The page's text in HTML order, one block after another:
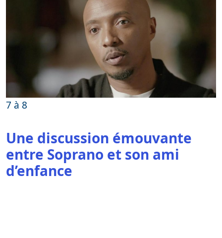
7 à 8
Une discussion émouvante
entre Soprano et son ami
d’enfance